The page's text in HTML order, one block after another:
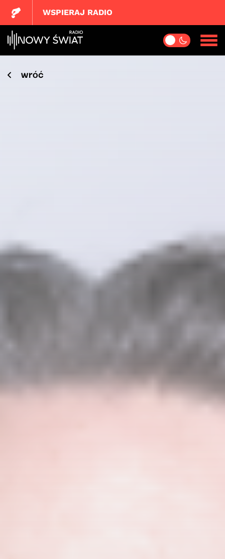
WSPIERAJ RADIO
wróć